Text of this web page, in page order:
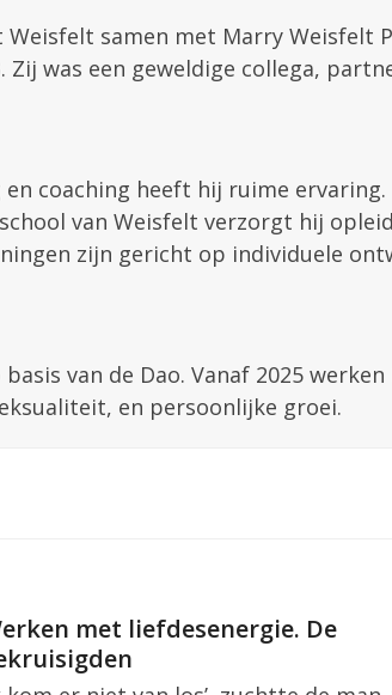
Weisfelt samen met Marry
Zij was een geweldige collega,
coaching heeft hij ruime
van Weisfelt verzorgt hij
zijn gericht op individuele
van de Dao. Vanaf 2025
en persoonlijke groei.
met liefdesenergie. De